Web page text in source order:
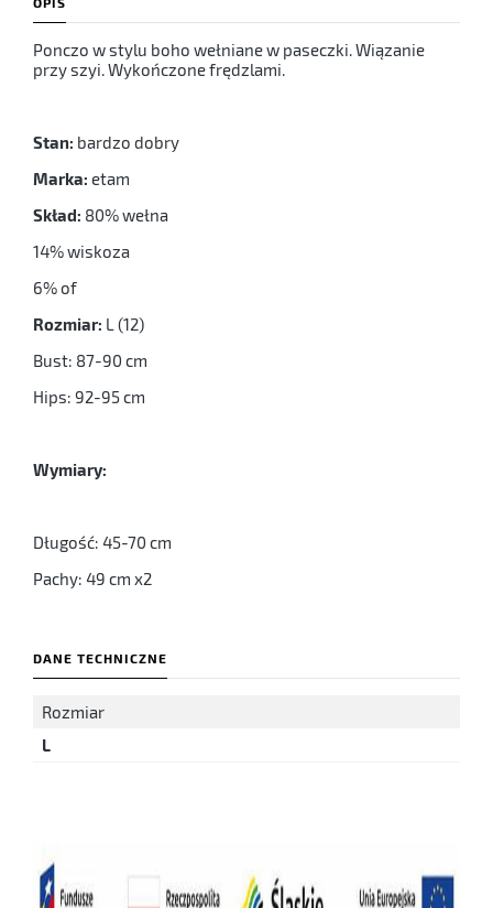
Ponczo w stylu boho wełniane w paseczki. Wiązanie
przy szyi. Wykończone frędzlami.
Stan: bardzo dobry
Marka: etam
Skład: 80% wełna
14% wiskoza
6% of
Rozmiar: L (12)
Bust: 87-90 cm
Hips: 92-95 cm
Wymiary:
Długość: 45-70 cm
Pachy: 49 cm x2
DANE TECHNICZNE
Rozmiar
L